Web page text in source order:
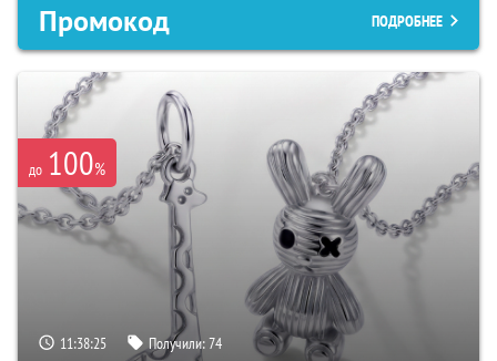
Промокод ПОДРОБНЕЕ
до 100%
11:38:24 Получили:74